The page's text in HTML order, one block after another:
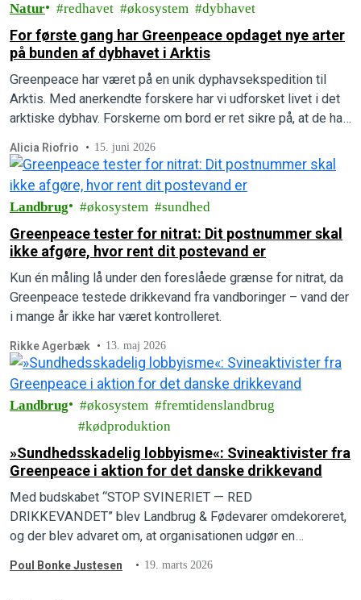
Natur redhavet økosystem dybhavet
For første gang har Greenpeace opdaget nye arter
på bunden af dybhavet i Arktis
Greenpeace har været på en unik dyphavsekspedition til
Arktis. Med anerkendte forskere har vi udforsket livet i det
arktiske dybhav. Forskerne om bord er ret sikre på, at de har
Alicia Riofrio 15. juni 2026
Landbrug økosystem sundhed
Greenpeace tester for nitrat: Dit postnummer skal
ikke afgøre, hvor rent dit postevand er
Kun én måling lå under den foreslåede grænse for nitrat, da
Greenpeace testede drikkevand fra vandboringer – vand der
i mange år ikke har været kontrolleret.
Rikke Agerbæk 13. maj 2026
Landbrug økosystem
fremtidenslandbrug
kødproduktion
»Sundhedsskadelig lobbyisme«: Svineaktivister fra
Greenpeace i aktion for det danske drikkevand
Med budskabet “STOP SVINERIET — RED
DRIKKEVANDET” blev Landbrug & Fødevarer omdekoreret,
og der blev advaret om, at organisationen udgør en
Poul Bonke Justesen 19. marts 2026